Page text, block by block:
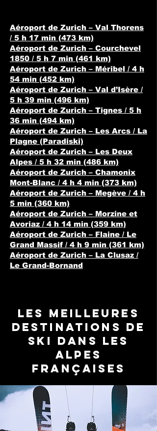
Aéroport de Zurich – Val Thorens
/ 5 h 17 min (473 km)
Aéroport de Zurich – Courchevel
1850 / 5 h 7 min (461 km)
Aéroport de Zurich – Méribel / 4 h
54 min (452 km)
Aéroport de Zurich – Val d’Isère /
5 h 39 min (496 km)
Aéroport de Zurich – Tignes / 5 h
36 min (494 km)
Aéroport de Zurich – Les Arcs / La
Plagne (Paradiski)
Aéroport de Zurich – Les Deux
Alpes / 5 h 32 min (486 km)
Aéroport de Zurich – Chamonix
Mont-Blanc / 4 h 4 min (373 km)
Aéroport de Zurich – Megève / 4 h
5 min (360 km)
Aéroport de Zurich – Morzine et
Avoriaz / 4 h 14 min (359 km)
Aéroport de Zurich – Flaine / Le
Grand Massif / 4 h 9 min (361 km)
Aéroport de Zurich – La Clusaz /
Le Grand-Bornand
Les meilleures
destinations de
ski dans les
Alpes
françaises